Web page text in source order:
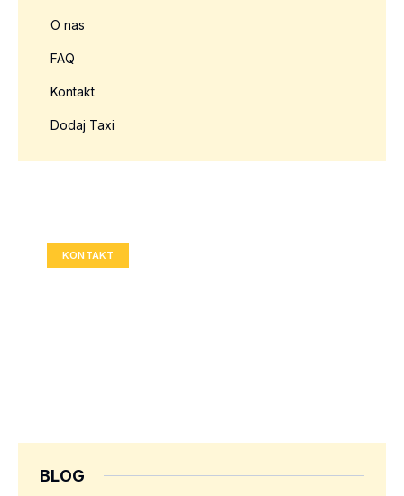
O nas
FAQ
Kontakt
Dodaj Taxi
KONTAKT
BLOG